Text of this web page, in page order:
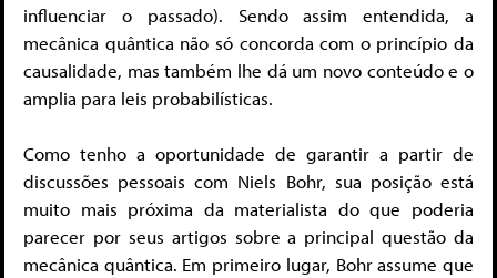
influenciar o passado). Sendo assim entendida, a
mecânica quântica não só concorda com o princípio da
causalidade, mas também lhe dá um novo conteúdo e o
amplia para leis probabilísticas.
Como tenho a oportunidade de garantir a partir de
discussões pessoais com Niels Bohr, sua posição está
muito mais próxima da materialista do que poderia
parecer por seus artigos sobre a principal questão da
mecânica quântica. Em primeiro lugar, Bohr assume que